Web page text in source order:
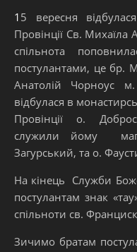
15 вересня відбулася значна подія в українській
Провінції Св.
спільнота
постулантами, це бр.
Анатолій Чорноус
відбулася в
Провінції о.
служили йому
Загурський, та о.
На кінець Служби
постулантам знак
спільноти св.
Зичимо братам